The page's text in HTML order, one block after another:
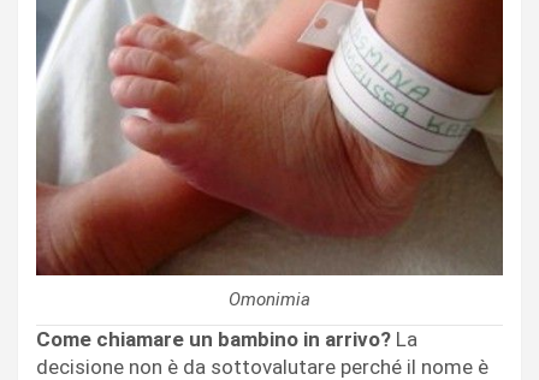
Omonimia
Come chiamare un bambino in arrivo? La
decisione non è da sottovalutare perché il nome è